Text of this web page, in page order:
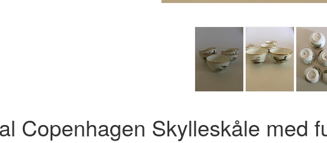
Copenhagen Skylleskåle med